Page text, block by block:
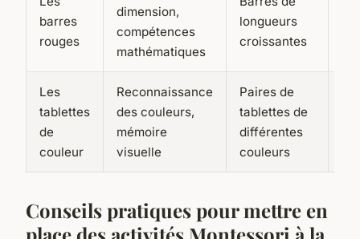
barres
rouges
dimension,
compétences
mathématiques
longueurs
croissantes
Les
tablettes
de
couleur
Reconnaissance
des couleurs,
mémoire
visuelle
Paires de
tablettes de
différentes
couleurs
Conseils pratiques pour mettre en